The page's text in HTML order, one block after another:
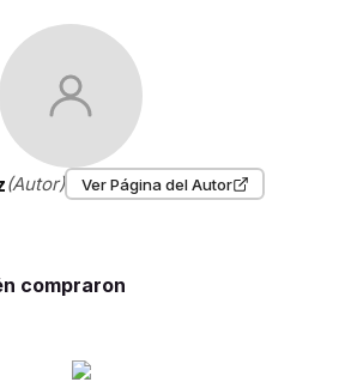
(Autor) Ver Página del Autor
compraron